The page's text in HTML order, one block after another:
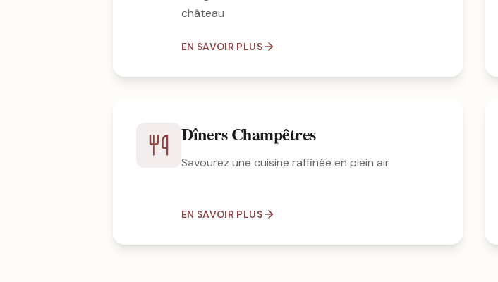
château
EN SAVOIR PLUS
Dîners Champêtres
Savourez une cuisine raffinée en plein air
EN SAVOIR PLUS